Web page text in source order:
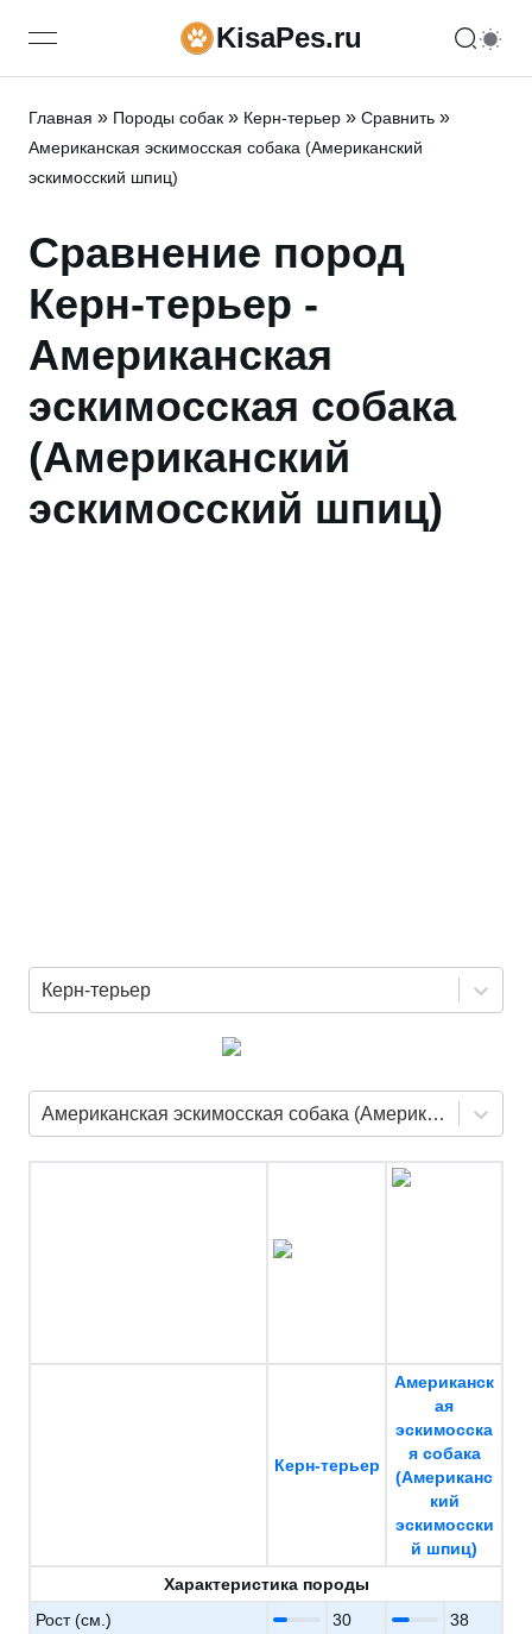
open navigation menuKisaPes.ru
Главная » Породы собак » Керн-терьер » Сравнить »
Американская эскимосская собака (Американский
эскимосский шпиц)
Сравнение пород
Керн-терьер -
Американская
эскимосская собака
(Американский
эскимосский шпиц)
Керн-терьер
Американская эскимосская собака (Американский эскимосский шпиц)
Керн-терьер
Американск
ая
эскимосска
я собака
(Американс
кий
эскимосски
й шпиц)
Характеристика породы
Рост (см.)
30
38